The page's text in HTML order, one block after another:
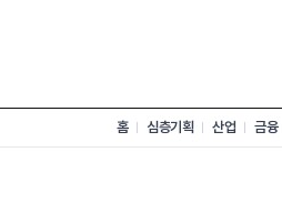
홈 심층기획 산업 금융